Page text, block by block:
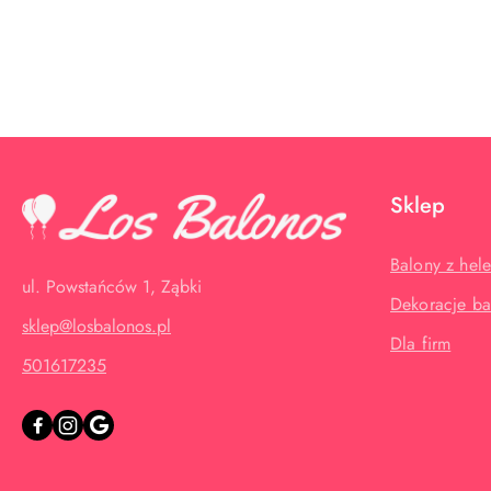
ul. Powstańców 1, Ząbki
sklep@losbalonos.pl
501617235
Sklep
Balony z
Dekoracje
Dla firm